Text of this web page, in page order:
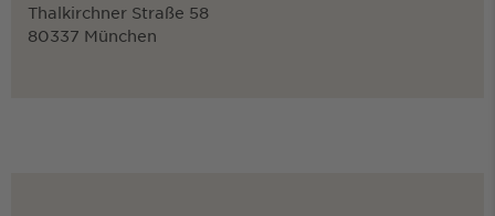
Thalkirchner Straße 58
80337 München